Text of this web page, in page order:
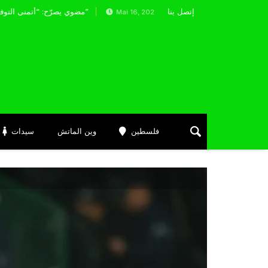
مضوي يصرّح: “أتمنى التوفيق لممثلي الكرة الجزائرية في المسابقات القارية” Mai 16, 2024 هذه وجهة بغداد بونجاح في الفترة المقبلة
إتصل بنا
سيدات وين الماتش فلسطين